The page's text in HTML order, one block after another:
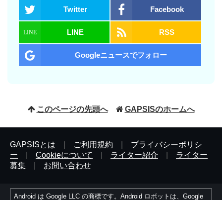
Twitter Facebook
LINE RSS
Googleニュースでフォロー
このページの先頭へ GAPSISのホームへ
GAPSISとは ご利用規約
プライバシーポリシ
ー
Cookieについて ライター紹介
ライター
募集
お問い合わせ
Android は Google LLC の商標です。Android ロボットは、Google